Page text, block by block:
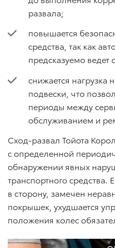
развала;
повышается
средства, так как
предсказуемо ведет
снижается нагрузка
подвески, что
периоды между
обслуживанием и
Сход-развал Тойота
с определенной
обнаружении явных
транспортного средства.
в сторону, замечен
покрышек, ухудшается
положения колес